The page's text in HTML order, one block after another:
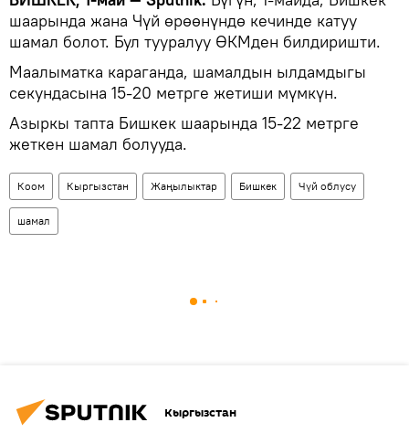
шаарында жана Чүй өрөөнүндө кечинде катуу
шамал болот. Бул тууралуу ӨКМден билдиришти.
Маалыматка караганда, шамалдын ылдамдыгы
секундасына 15-20 метрге жетиши мүмкүн.
Азыркы тапта Бишкек шаарында 15-22 метрге
жеткен шамал болууда.
Коом Кыргызстан Жаңылыктар Бишкек Чүй облусу
шамал
Кыргызстан